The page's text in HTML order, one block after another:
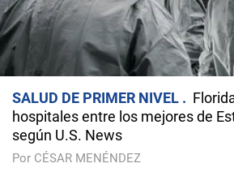
SALUD DE PRIMER NIVEL
hospitales entre los mejores de
según U.S. News
Por CÉSAR MENÉNDEZ